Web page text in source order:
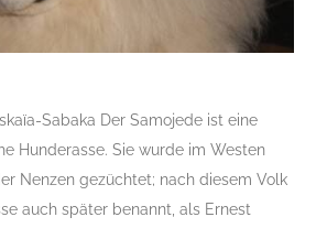
Samojede
5-Sektion 1 Rassehunde Standard
Sabaka Der Samojede ist eine
Hunderasse. Sie wurde im Westen
Nenzen gezüchtet; nach diesem Volk
auch später benannt, als Ernest